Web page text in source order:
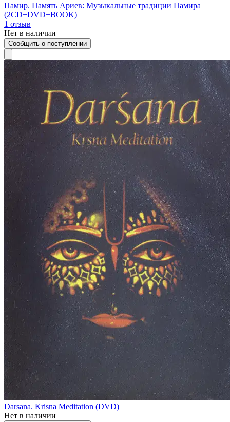
Памир. Память Ариев: Музыкальные традиции Памира
(2CD+DVD+BOOK)
1 отзыв
Нет в наличии
Сообщить о поступлении
Darsana. Krisna Meditation (DVD)
Нет в наличии